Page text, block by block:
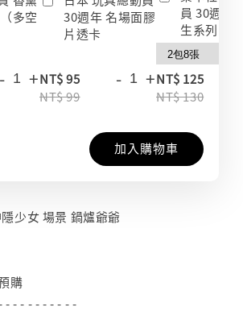
多空
- +
30週年 名場面膠
片透卡
NT$ 95
NT$ 99
- +
員 30週年
生系列 收
NT$ 125
NT$ 130
加入購物車
少女 場景 鍋爐爺爺
購
- - - - - - - - - -